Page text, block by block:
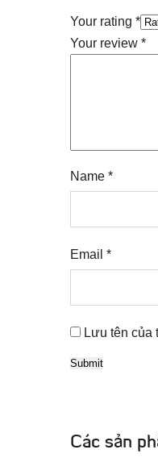
Your rating *
Your review *
Name *
Email *
Lưu tên của
Các sản